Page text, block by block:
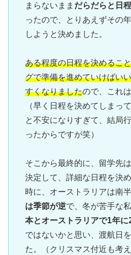
まらないまま だらだらと日
ったので、とりあえずその
しようと決めました。
ある程度の日程を決めるこ
グで準備を進めていけばい
すくなりましたので、これ
（早く日程を決めてしまっ
と不安になりすぎて、結局
ったからですが笑）
そこから最終的に、留学先
決定して、詳細な日程を決
時に、オーストラリアは南半
は季節が逆で、冬が苦手な
本とオーストラリアで1年
ではないかと思い、渡航日
た。（クリスマス付近も考